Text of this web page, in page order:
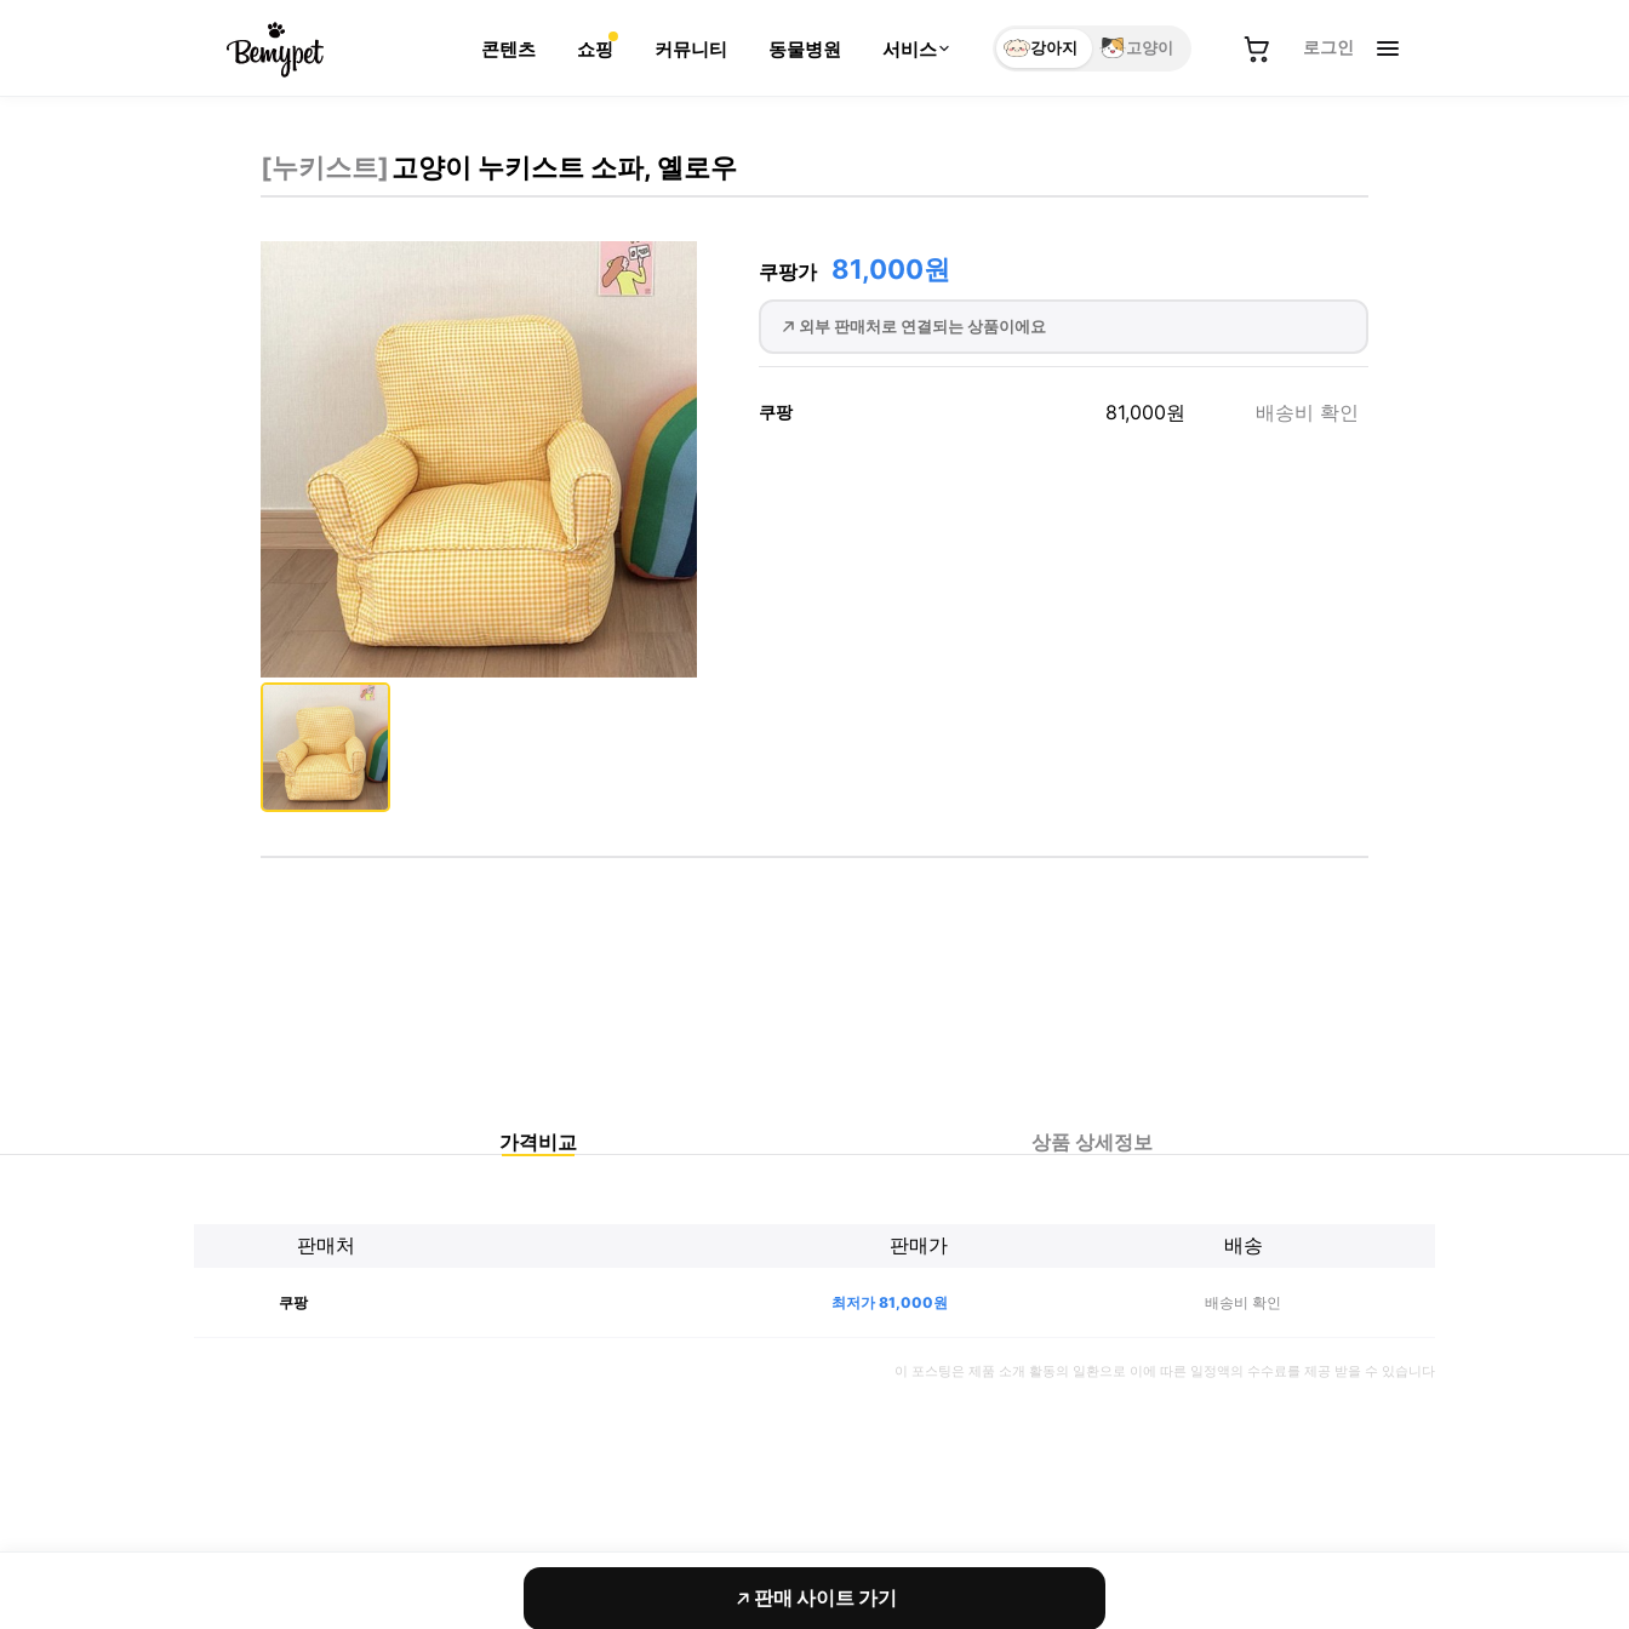
콘텐츠 쇼핑 커뮤니티 동물병원 서비스 강아지 고양이 로그인
[누키스트]고양이 누키스트 소파, 옐로우
쿠팡가 81,000원
외부 판매처로 연결되는 상품이에요
쿠팡 81,000원 배송비 확인
가격비교 상품 상세정보
판매처 판매가 배송
쿠팡 최저가81,000원 배송비 확인
이 포스팅은 제품 소개 활동의 일환으로 이에 따른 일정액의 수수료를 제공 받을 수 있습니다
판매 사이트 가기